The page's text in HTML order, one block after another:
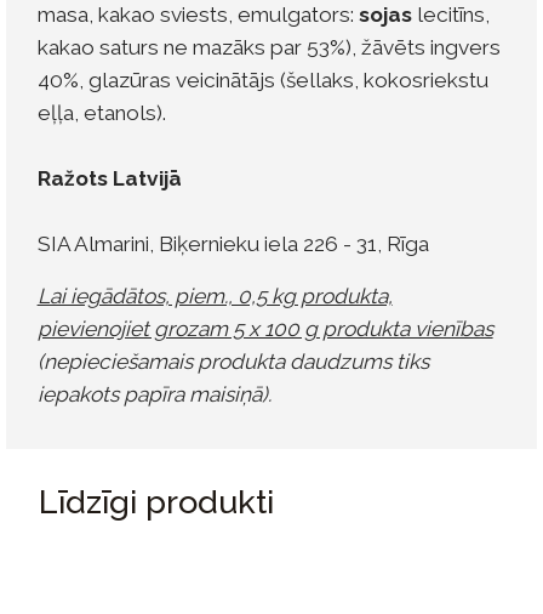
masa, kakao sviests, emulgators: sojaslecitīns,
kakao saturs ne mazāks par 53%), žāvēts ingvers
40%, glazūras veicinātājs (šellaks, kokosriekstu
eļļa, etanols).
Ražots Latvijā
SIA Almarini, Biķernieku iela 226 - 31, Rīga
Lai iegādātos, piem., 0,5 kg produkta,
pievienojiet grozam 5 x 100 g produkta vienības
(nepieciešamais produkta daudzums tiks
iepakots papīra maisiņā).
Līdzīgi produkti